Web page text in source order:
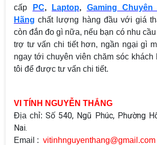
cấp
PC, Laptop, Gaming
Hãng chất lượng hàng đầu với giá
còn đắn đo gì nữa, nếu bạn có nhu
trợ tư vấn chi tiết hơn, ngần ngại gì
ngay tới chuyên viên chăm sóc khách
tôi để được tư vấn chi tiết.
VI TÍNH NGUYỄN THẮNG
Địa chỉ:Số 540, Ngũ Phúc, Phường
Nai.
Email : vitinhnguyenthang@gmail.com